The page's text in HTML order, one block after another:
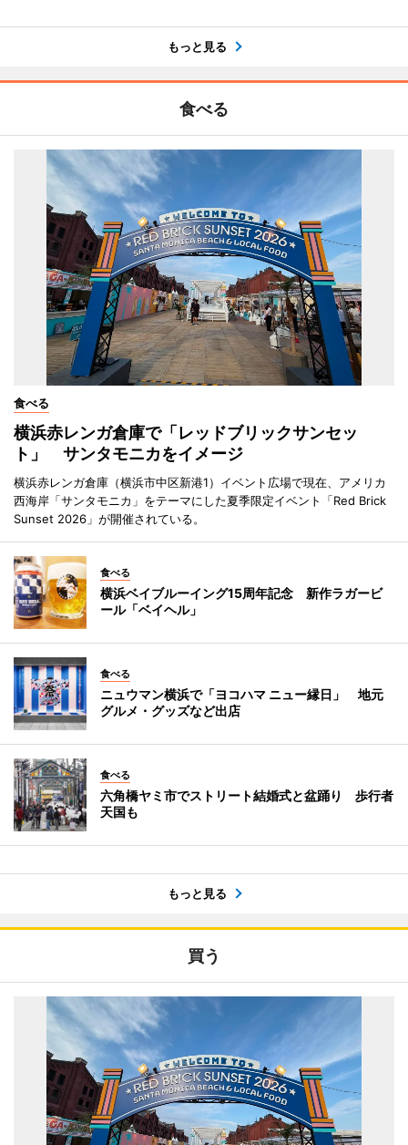
もっと見る
食べる
食べる
横浜赤レンガ倉庫で「レッドブリックサンセッ
ト」 サンタモニカをイメージ
横浜赤レンガ倉庫（横浜市中区新港1）イベント広場で現在、アメリカ
西海岸「サンタモニカ」をテーマにした夏季限定イベント「Red Brick
Sunset 2026」が開催されている。
食べる
横浜ベイブルーイング15周年記念 新作ラガービ
ール「ベイヘル」
食べる
ニュウマン横浜で「ヨコハマ ニュー縁日」 地元
グルメ・グッズなど出店
食べる
六角橋ヤミ市でストリート結婚式と盆踊り 歩行者
天国も
もっと見る
買う